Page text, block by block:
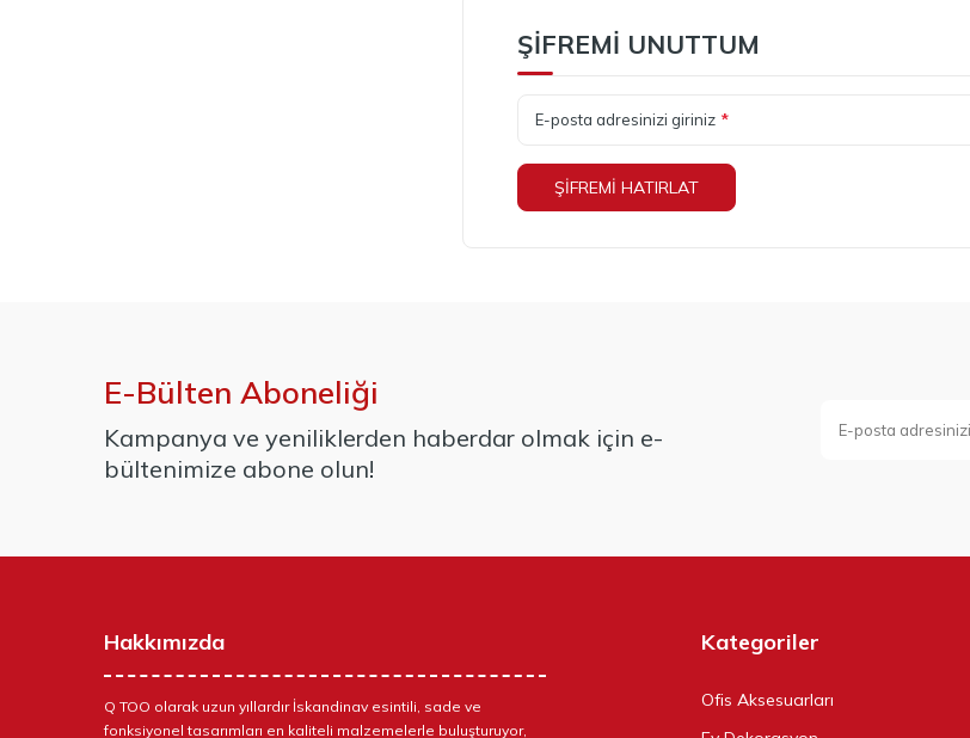
ŞIFREMI UNUTTUM
E-posta adresinizi giriniz *
ŞIFREMI HATIRLAT
E-Bülten Aboneliği
Kampanya ve yeniliklerden haberdar olmak için e-
bültenimize abone olun!
Hakkımızda
Q TOO olarak uzun yıllardır İskandinav esintili, sade ve
fonksiyonel tasarımları en kaliteli malzemelerle buluşturuyor,
Kategoriler
Ofis Aksesuarları